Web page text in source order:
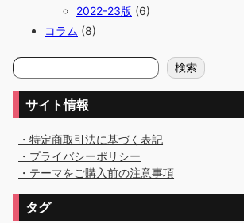
2022-23版 (6)
コラム (8)
検
索
検索
サイト情報
・特定商取引法に基づく表記
・プライバシーポリシー
・テーマをご購入前の注意事項
タグ